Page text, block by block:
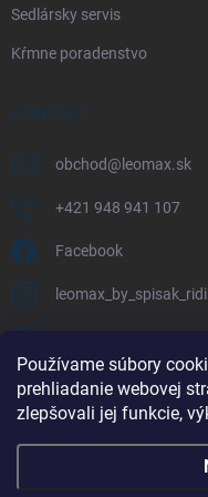
Používame súbory
prehliadanie webovej
zlepšovali jej funkcie,
Sedlársky servis
Kŕmne poradenstvo
KONTAKT
obchod@ leomax.sk
+421 948 941 107
Facebook
FACEBOOK